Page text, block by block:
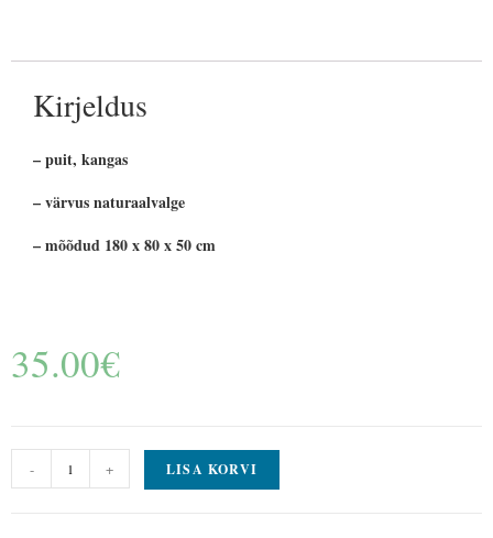
Kirjeldus
– puit, kangas
– värvus naturaalvalge
– mõõdud 180 x 80 x 50 cm
35.00€
- + LISA KORVI